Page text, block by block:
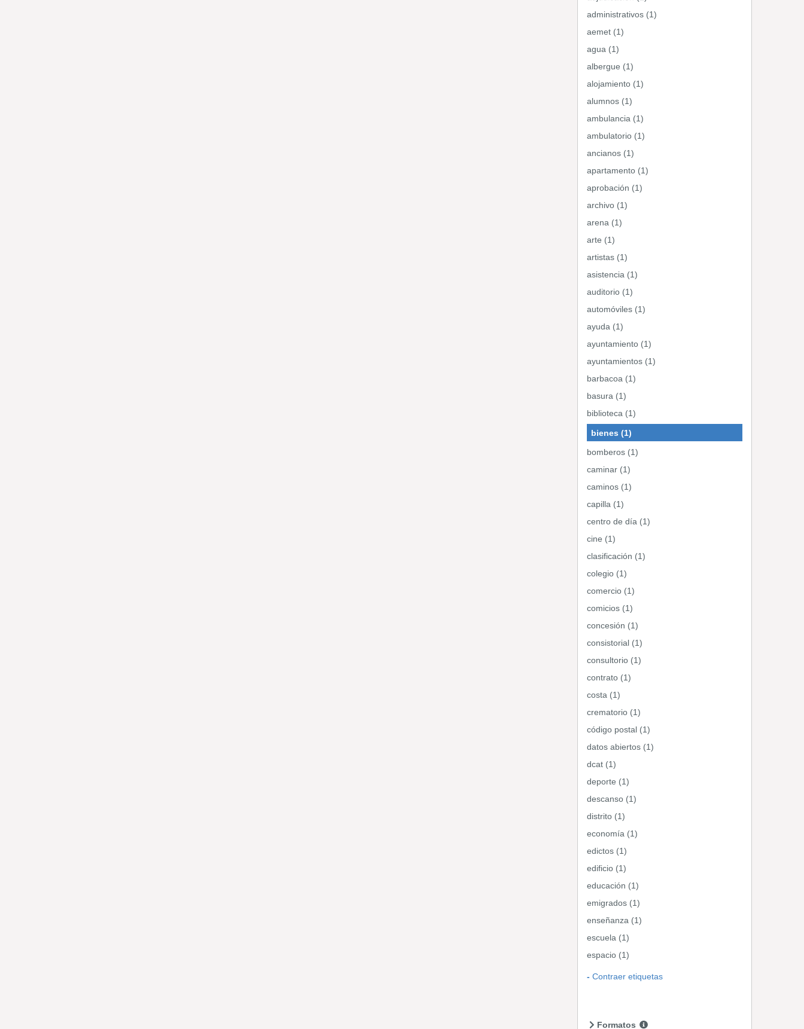
administrativos (1)
aemet (1)
agua (1)
albergue (1)
alojamiento (1)
alumnos (1)
ambulancia (1)
ambulatorio (1)
ancianos (1)
apartamento (1)
aprobación (1)
archivo (1)
arena (1)
arte (1)
artistas (1)
asistencia (1)
auditorio (1)
automóviles (1)
ayuda (1)
ayuntamiento (1)
ayuntamientos (1)
barbacoa (1)
basura (1)
biblioteca (1)
bienes (1)
bomberos (1)
caminar (1)
caminos (1)
capilla (1)
centro de día (1)
cine (1)
clasificación (1)
colegio (1)
comercio (1)
comicios (1)
concesión (1)
consistorial (1)
consultorio (1)
contrato (1)
costa (1)
crematorio (1)
código postal (1)
datos abiertos (1)
dcat (1)
deporte (1)
descanso (1)
distrito (1)
economía (1)
edictos (1)
edificio (1)
educación (1)
emigrados (1)
enseñanza (1)
escuela (1)
espacio (1)
Contraer etiquetas
Formatos